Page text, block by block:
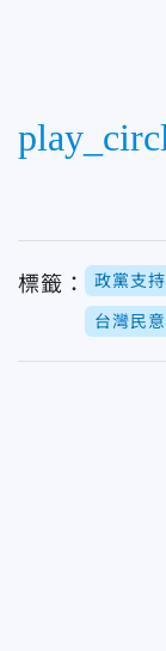
標籤： 政黨支
台灣民